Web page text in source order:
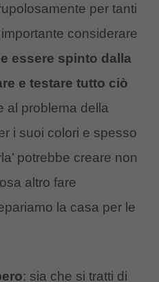
per tanti
considerare
essere spinto dalla
e testare tutto ciò
al problema della
i suoi colori e spesso
potrebbe creare non
altro fare
la casa per le
: sia che si tratti di